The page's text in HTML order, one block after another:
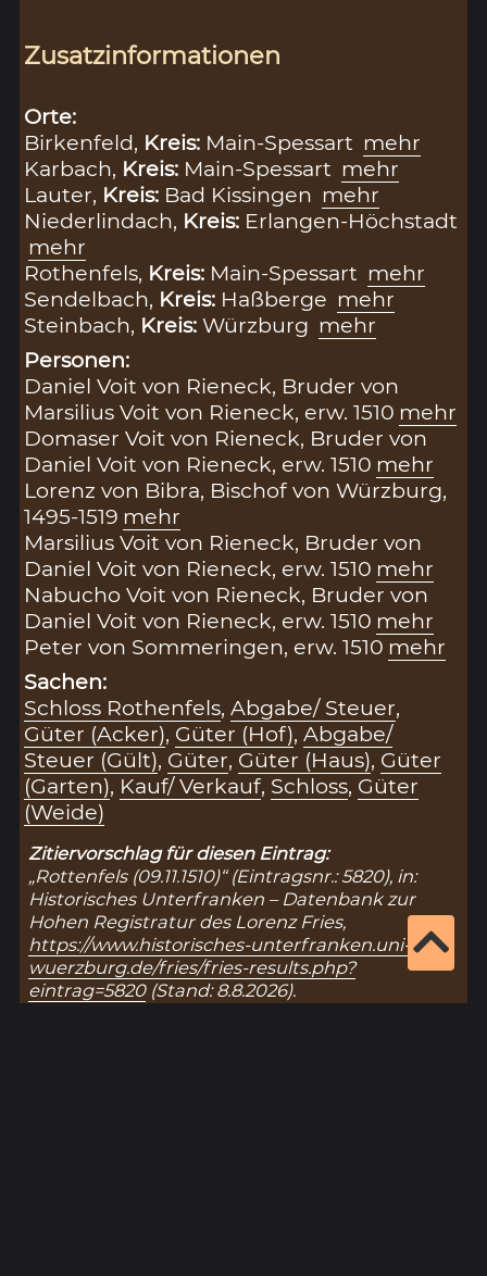
Zusatzinformationen
Orte:
Birkenfeld, Kreis: Main-Spessart mehr
Karbach, Kreis: Main-Spessart mehr
Lauter, Kreis: Bad Kissingen mehr
Niederlindach, Kreis: Erlangen-Höchstadt
mehr
Rothenfels, Kreis: Main-Spessart mehr
Sendelbach, Kreis: Haßberge mehr
Steinbach, Kreis:Würzburg mehr
Personen:
Daniel Voit von Rieneck, Bruder von
Marsilius Voit von Rieneck, erw. 1510 mehr
Domaser Voit von Rieneck, Bruder von
Daniel Voit von Rieneck, erw. 1510 mehr
Lorenz von Bibra, Bischof von Würzburg,
1495-1519 mehr
Marsilius Voit von Rieneck, Bruder von
Daniel Voit von Rieneck, erw. 1510 mehr
Nabucho Voit von Rieneck, Bruder von
Daniel Voit von Rieneck, erw. 1510 mehr
Peter von Sommeringen, erw. 1510 mehr
Sachen:
Schloss Rothenfels,Abgabe/ Steuer,
Güter (Acker), Güter (Hof),Abgabe/
Steuer (Gült), Güter, Güter (Haus), Güter
(Garten), Kauf/ Verkauf, Schloss, Güter
(Weide)
Zitiervorschlag für diesen Eintrag:
„Rottenfels (09.11.1510)“ (Eintragsnr.: 5820), in:
Historisches Unterfranken – Datenbank zur
Hohen Registratur des Lorenz Fries,
https://www.historisches-unterfranken.uni-
wuerzburg.de/fries/fries-results.php?
eintrag=5820(Stand: 8.8.2026).